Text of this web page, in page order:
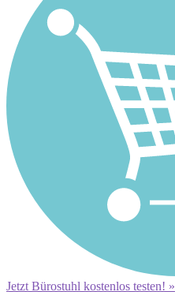
Jetzt Bürostuhl kostenlos testen! »